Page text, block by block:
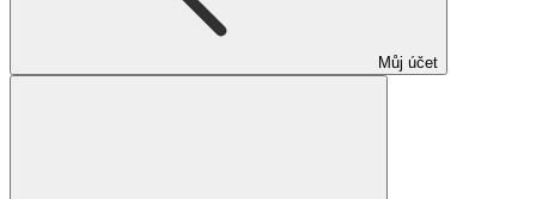
Můj účet